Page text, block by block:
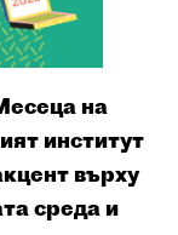
на
институт
върху
среда и